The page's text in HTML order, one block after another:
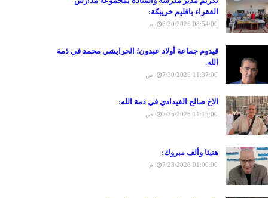
الفقراء باقليم خريبكة:
6/30/2026 08:54:00 م
قيدوم جماعة أولاد عبدون؛ الحرايشي محمد في ذمة
الله.
7/30/2026 11:37:00 ص
الاخ صالح الفيدادي في ذمة الله:
7/25/2026 11:15:00 ص
هنيئا وألف مبروك:
7/23/2026 01:00:00 م